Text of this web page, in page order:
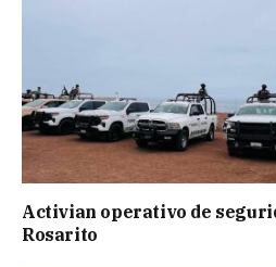
Activian operativo de
Rosarito